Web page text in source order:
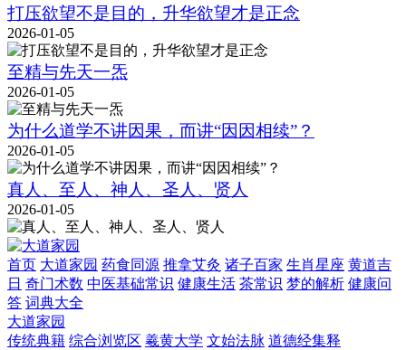
打压欲望不是目的，升华欲望才是正念
2026-01-05
至精与先天一炁
2026-01-05
为什么道学不讲因果，而讲“因因相续”？
2026-01-05
真人、至人、神人、圣人、贤人
2026-01-05
首页 大道家园 药食同源 推拿艾灸 诸子百家 生肖星座 黄道吉
日 奇门术数 中医基础常识 健康生活 茶常识 梦的解析 健康问
答 词典大全
大道家园
传统典籍 综合浏览区 羲黄大学 文始法脉 道德经集释